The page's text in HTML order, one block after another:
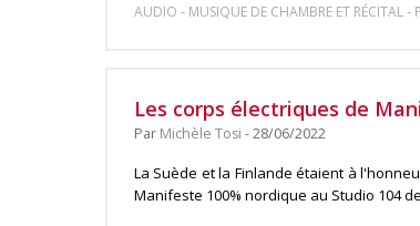
AUDIO - MUSIQUE DE CHAMBRE ET RÉCITAL-
Les corps électriques de
Par Michèle Tosi - 28/06/2022
La Suède et la Finlande étaient à
Manifeste 100% nordique au Studio 104